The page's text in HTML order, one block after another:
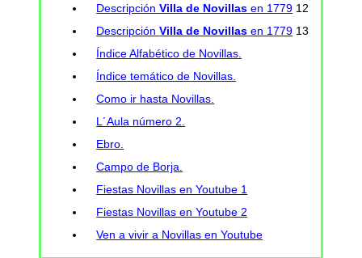
DescripciónVilla de Novillas en 1779 12
DescripciónVilla de Novillas en 1779 13
Índice Alfabético de Novillas.
Índice temático de Novillas.
Como ir hasta Novillas.
L´Aula número 2.
Ebro.
Campo de Borja.
Fiestas Novillas en Youtube 1
Fiestas Novillas en Youtube 2
Ven a vivir a Novillas en Youtube